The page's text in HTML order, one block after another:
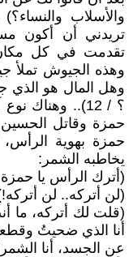
والأسلاب
تريدني أن أكون
تقدمت في كل
وهذه الجيوش تملأ
وهل المال هو الذي
؟ / 12).. وهناك
حمزة وقاتل
حمزة بهوية
يخاطبه الشمر:
(أترك الرأس يا
(لن أتركه.. لن
(قلت لك أتركه، ما
أنا الذي ضحيتُ
عن الجسد، أنا